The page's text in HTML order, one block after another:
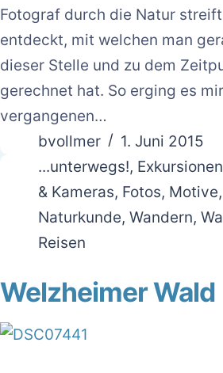
Fotograf durch die Natur
entdeckt, mit welchen man
dieser Stelle und zu dem
gerechnet hat. So erging es
vergangenen…
bvollmer
1. Juni 2015
...unterwegs!, Exkursionen
& Kameras, Fotos, Motive,
Naturkunde, Wandern,
Reisen
Welzheimer Wald